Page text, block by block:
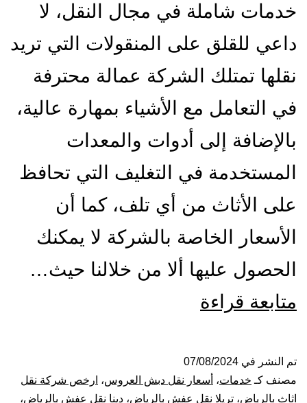
خدمات شاملة في مجال النقل، لا
داعي للقلق على المنقولات التي تريد
نقلها تمتلك الشركة عمالة محترفة
في التعامل مع الأشياء بمهارة عالية،
بالإضافة إلى أدوات والمعدات
المستخدمة في التغليف التي تحافظ
على الأثاث من أي تلف، كما أن
الأسعار الخاصة بالشركة لا يمكنك
الحصول عليها ألا من خلالنا حيث…
متابعة قراءة
عفش
بالرياض
تم النشر في 07/08/2024
مصنف كـ خدمات، أسعار نقل دبش العروس، ارخص شركة نقل
اثاث بالرياض، تريلا نقل عفش بالرياض، دينا نقل عفش بالرياض،